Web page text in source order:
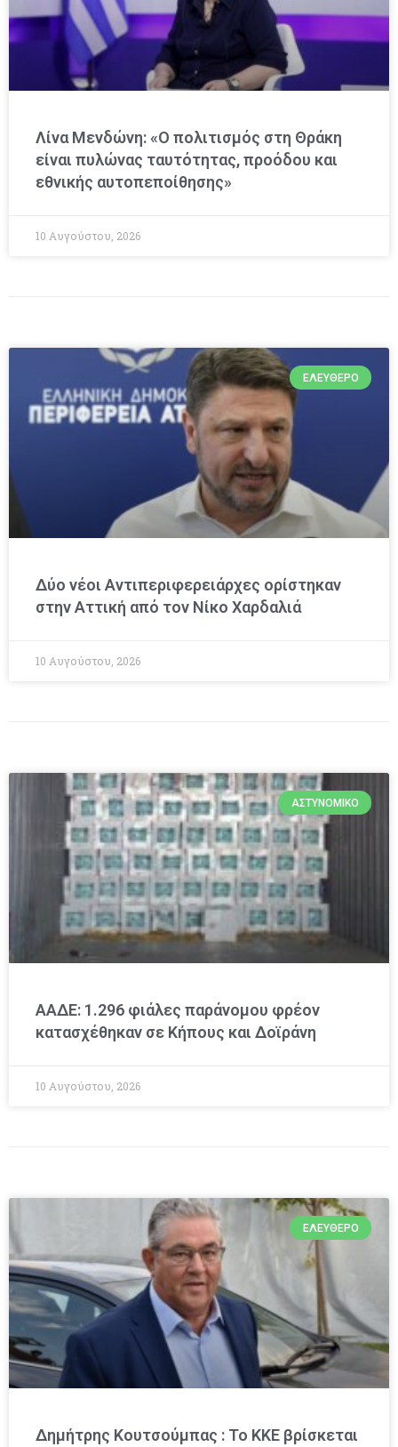
Λίνα Μενδώνη: «Ο πολιτισμός στη Θράκη
είναι πυλώνας ταυτότητας, προόδου και
εθνικής αυτοπεποίθησης»
10 Αυγούστου, 2026
ΕΛΕΎΘΕΡΟ
Δύο νέοι Αντιπεριφερειάρχες ορίστηκαν
στην Αττική από τον Νίκο Χαρδαλιά
10 Αυγούστου, 2026
ΑΣΤΥΝΟΜΙΚΌ
ΑΑΔΕ: 1.296 φιάλες παράνομου φρέον
κατασχέθηκαν σε Κήπους και Δοϊράνη
10 Αυγούστου, 2026
ΕΛΕΎΘΕΡΟ
Δημήτρης Κουτσούμπας : Το ΚΚΕ βρίσκεται